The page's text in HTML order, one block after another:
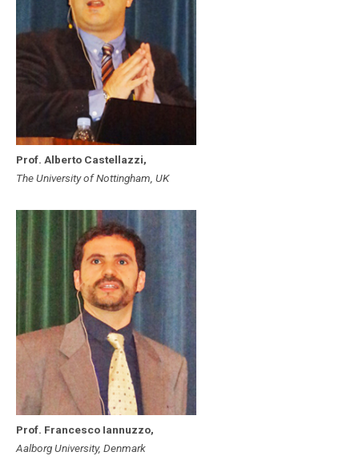
Prof. Alberto Castellazzi,
The University of Nottingham, UK
Prof. Francesco Iannuzzo,
Aalborg University, Denmark